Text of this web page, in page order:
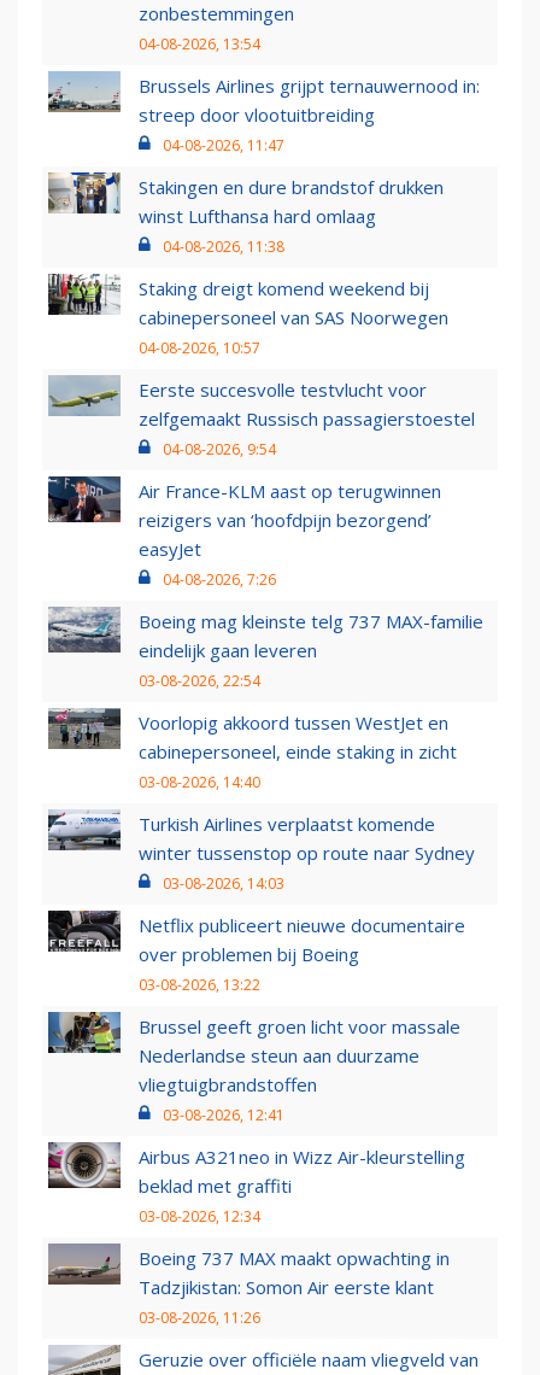
zonbestemmingen
04-08-2026, 13:54
Brussels Airlines grijpt ternauwernood in:
streep door vlootuitbreiding
04-08-2026, 11:47
Stakingen en dure brandstof drukken
winst Lufthansa hard omlaag
04-08-2026, 11:38
Staking dreigt komend weekend bij
cabinepersoneel van SAS Noorwegen
04-08-2026, 10:57
Eerste succesvolle testvlucht voor
zelfgemaakt Russisch passagierstoestel
04-08-2026, 9:54
Air France-KLM aast op terugwinnen
reizigers van ‘hoofdpijn bezorgend’
easyJet
04-08-2026, 7:26
Boeing mag kleinste telg 737 MAX-familie
eindelijk gaan leveren
03-08-2026, 22:54
Voorlopig akkoord tussen WestJet en
cabinepersoneel, einde staking in zicht
03-08-2026, 14:40
Turkish Airlines verplaatst komende
winter tussenstop op route naar Sydney
03-08-2026, 14:03
Netflix publiceert nieuwe documentaire
over problemen bij Boeing
03-08-2026, 13:22
Brussel geeft groen licht voor massale
Nederlandse steun aan duurzame
vliegtuigbrandstoffen
03-08-2026, 12:41
Airbus A321neo in Wizz Air-kleurstelling
beklad met graffiti
03-08-2026, 12:34
Boeing 737 MAX maakt opwachting in
Tadzjikistan: Somon Air eerste klant
03-08-2026, 11:26
Geruzie over officiële naam vliegveld van